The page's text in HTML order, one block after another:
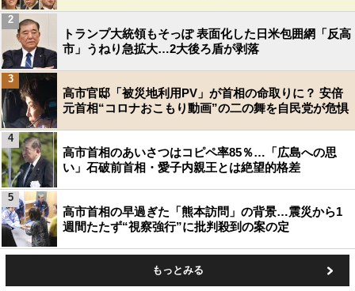
トランプ大統領もそっぽ 表面化した日米包囲網「反高
市」うねり急拡大…2大後ろ盾が剥落
2
高市官邸「被災地利用PV」が首相の命取りに？ 安倍
元首相“コロナおこもり動画”の二の舞を自民党が危惧
3
高市首相のあいさつはコピペ率85％…「広島への思
い」石破前首相・愛子内親王とは絶望的格差
4
高市首相の早過ぎた「熊本訪問」の背景…震災から1
週間たたず“視察強行”に批判殺到の案の定
5
もっとみる